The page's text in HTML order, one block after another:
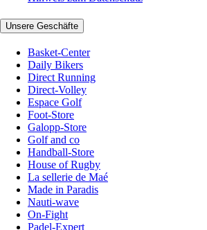
Unsere Geschäfte
Basket-Center
Daily Bikers
Direct Running
Direct-Volley
Espace Golf
Foot-Store
Galopp-Store
Golf and co
Handball-Store
House of Rugby
La sellerie de Maé
Made in Paradis
Nauti-wave
On-Fight
Padel-Expert